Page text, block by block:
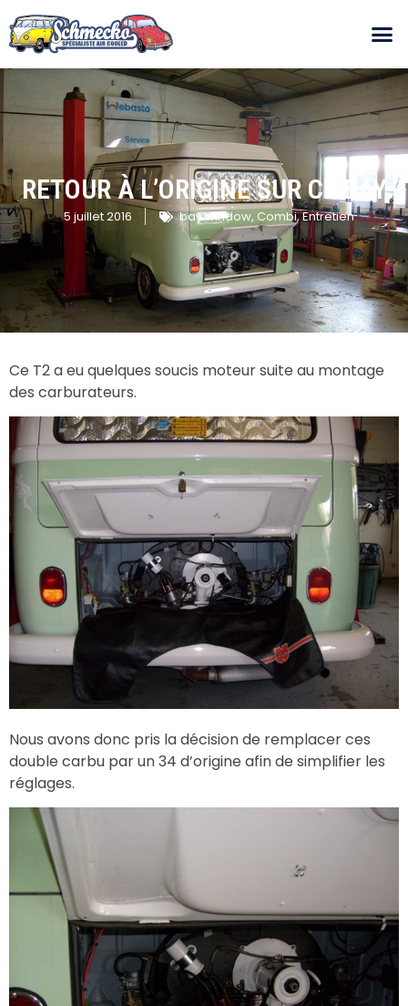
RETOUR À L’ORIGINE SUR CE BAY
5 juillet 2016 bay window, Combi,Entretien
Ce T2 a eu quelques soucis moteur suite au montage
des carburateurs.
Nous avons donc pris la décision de remplacer ces
double carbu par un 34 d’origine afin de simplifier les
réglages.